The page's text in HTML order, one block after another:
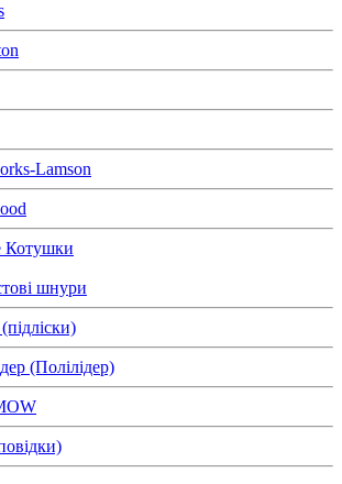
Lamson
Котушки
шнури
(Полілідер)